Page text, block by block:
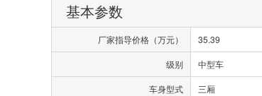
基本参数
厂家指导价格（万元） 35.39
级别 中型车
车身型式 三厢